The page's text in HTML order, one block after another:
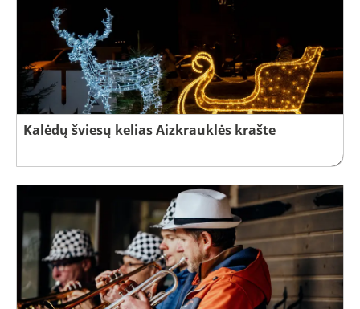
Kalėdų šviesų kelias Aizkrauklės krašte